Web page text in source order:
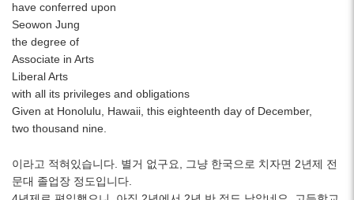
have conferred upon
Seowon Jung
the degree of
Associate in Arts
Liberal Arts
with all its privileges and obligations
Given at Honolulu, Hawaii, this eighteenth day of December,
two thousand nine.
이라고 적혀있습니다. 별거 없구요, 그냥 한국으로 치자면 2년제 전
문대 졸업장 정도입니다.